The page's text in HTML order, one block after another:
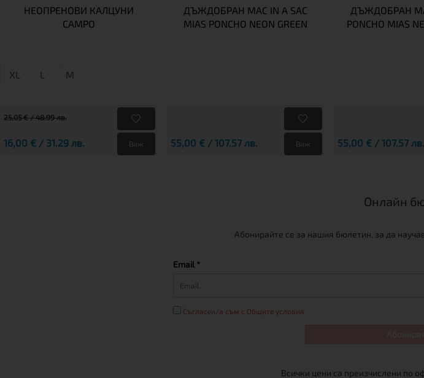
НЕОПРЕНОВИ КАЛЦУНИ
CAMPO
XL L М
25,05 € / 48.99 лв.
16,00 € / 31.29 лв. Виж
ДЪЖДОБРАН MAC IN A SAC
MIAS PONCHO NEON GREEN
55,00 € / 107.57 лв. Виж
ДЪЖДОБРАН
PONCHO MIAS
55,00 € / 107.57 лв.
Онлайн
Абонирайте се за нашия бюлетин, за да
Email *
Съгласен/а съм с Общите условия